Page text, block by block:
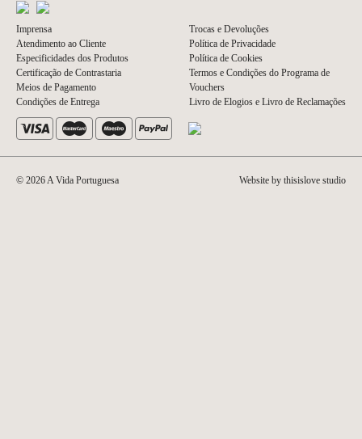
Imprensa
Atendimento ao Cliente
Especificidades dos Produtos
Certificação de Contrastaria
Meios de Pagamento
Condições de Entrega
Trocas e Devoluções
Política de Privacidade
Política de Cookies
Termos e Condições do Programa de
Vouchers
Livro de Elogios e Livro de Reclamações
© 2026 A Vida Portuguesa Website by thisislove studio